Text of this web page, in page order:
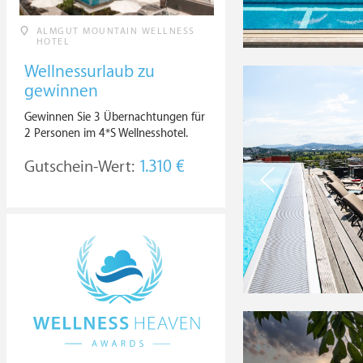
ALMGUT MOUNTAIN WELLNESS
HOTEL
Wellnessurlaub zu
gewinnen
Gewinnen Sie 3 Übernachtungen für
2 Personen im 4*S Wellnesshotel.
Gutschein-Wert: 1.310 €